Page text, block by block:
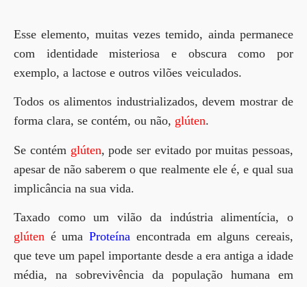
Esse elemento, muitas vezes temido, ainda permanece
com identidade misteriosa e obscura como por
exemplo, a lactose e outros vilões veiculados.
Todos os alimentos industrializados, devem mostrar de
forma clara, se contém, ou não, glúten.
Se contém glúten, pode ser evitado por muitas pessoas,
apesar de não saberem o que realmente ele é, e qual sua
implicância na sua vida.
Taxado como um vilão da indústria alimentícia, o
glúten é umaProteína encontrada em alguns cereais,
que teve um papel importante desde a era antiga a idade
média, na sobrevivência da população humana em